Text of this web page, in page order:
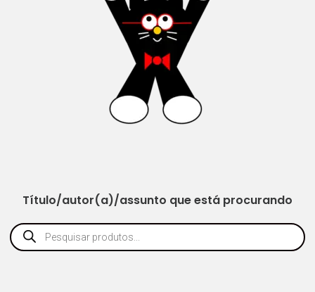
Título/autor(a)/assunto que está procurando